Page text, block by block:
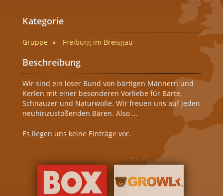
Kategorie
Gruppe Freiburg im Breisgau
Beschreibung
Wir sind ein loser Bund von bärtigen Männern und
Kerlen mit einer besonderen Vorliebe für Bärte,
Schnauzer und Naturwolle. Wir freuen uns auf jeden
neuhinzustoßenden Bären. Also ...
Es liegen uns keine Einträge vor.